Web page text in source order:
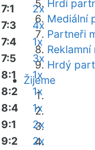
Hrdí
Mediální
Partneři
Reklamní
Hrdý
Žijeme
7:1
2x
7:3
4x
7:4
1x
7:5
3x
8:1
1x
8:2
1x
8:4
1x
9:1
2x
9:2
2x